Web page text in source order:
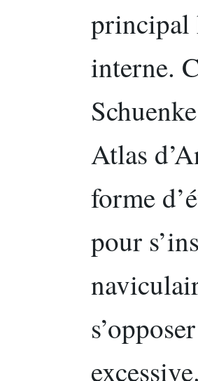
principal
interne.
Atlas
forme
pour